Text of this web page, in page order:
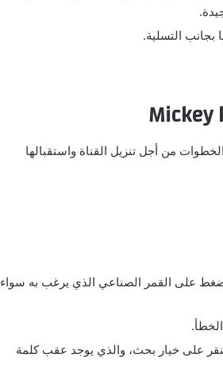
بجانب التسلية.
من أجل تنزيل القناة واستقبالها
على القمر الصناعي الذي يرغب به سواء
على خيار بحث، والذي يوجد عقب كلمة